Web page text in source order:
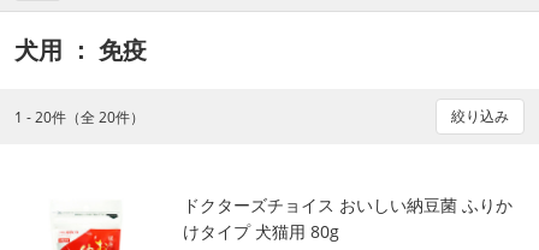
犬用 ： 免疫
1 - 20件（全 20件） 絞り込み
ドクターズチョイス おいしい納豆菌 ふりか
けタイプ 犬猫用 80g